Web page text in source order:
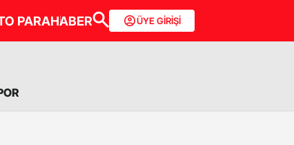
PARAHABER ÜYE GİRİŞİ